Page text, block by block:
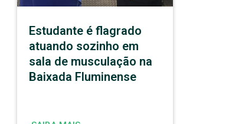
Estudante é flagrado
atuando sozinho em
sala de musculação na
Baixada Fluminense